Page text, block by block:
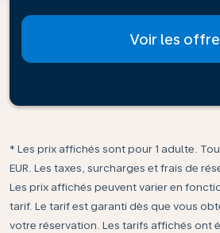
Voir les
* Les prix affichés sont pour 1 adulte.
EUR. Les taxes, surcharges et frais de
Les prix affichés peuvent varier en
tarif. Le tarif est garanti dès que vous
votre réservation. Les tarifs affichés ont